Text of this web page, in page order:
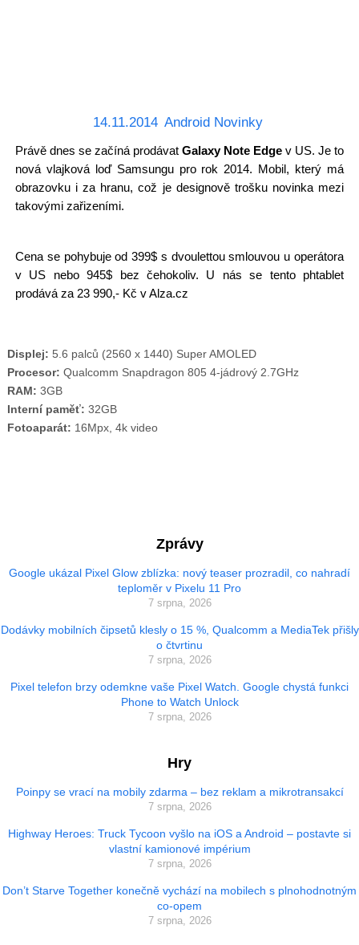
14.11.2014 Android Novinky
Právě dnes se začíná prodávatGalaxy Note Edge v US. Je to
nová vlajková loď Samsungu pro rok 2014. Mobil, který má
obrazovku i za hranu, což je designově trošku novinka mezi
takovými zařizeními.
Cena se pohybuje od 399$ s dvoulettou smlouvou u operátora
v US nebo 945$ bez čehokoliv. U nás se tento phtablet
prodává za 23 990,- Kč v Alza.cz
Displej: 5.6 palců (2560 x 1440) Super AMOLED
Procesor: Qualcomm Snapdragon 805 4-jádrový 2.7GHz
RAM: 3GB
Interní paměť: 32GB
Fotoaparát: 16Mpx, 4k video
Zprávy
Google ukázal Pixel Glow zblízka: nový teaser prozradil, co nahradí
teploměr v Pixelu 11 Pro
7 srpna, 2026
Dodávky mobilních čipsetů klesly o 15 %, Qualcomm a MediaTek přišly
o čtvrtinu
7 srpna, 2026
Pixel telefon brzy odemkne vaše Pixel Watch. Google chystá funkci
Phone to Watch Unlock
7 srpna, 2026
Hry
Poinpy se vrací na mobily zdarma – bez reklam a mikrotransakcí
7 srpna, 2026
Highway Heroes: Truck Tycoon vyšlo na iOS a Android – postavte si
vlastní kamionové impérium
7 srpna, 2026
Don’t Starve Together konečně vychází na mobilech s plnohodnotným
co-opem
7 srpna, 2026